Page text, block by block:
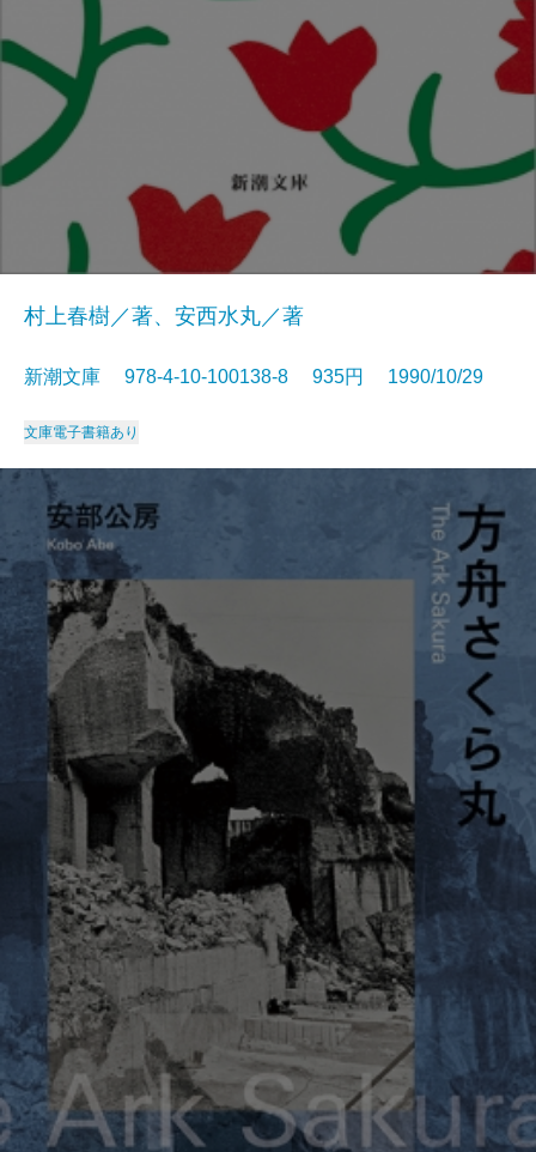
村上春樹／著、安西水丸／著
新潮文庫 978-4-10-100138-8 935円 1990/10/29
文庫電子書籍あり